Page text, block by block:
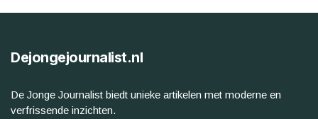
Dejongejournalist.nl
De Jonge Journalist biedt unieke artikelen met moderne en
verfrissende inzichten.